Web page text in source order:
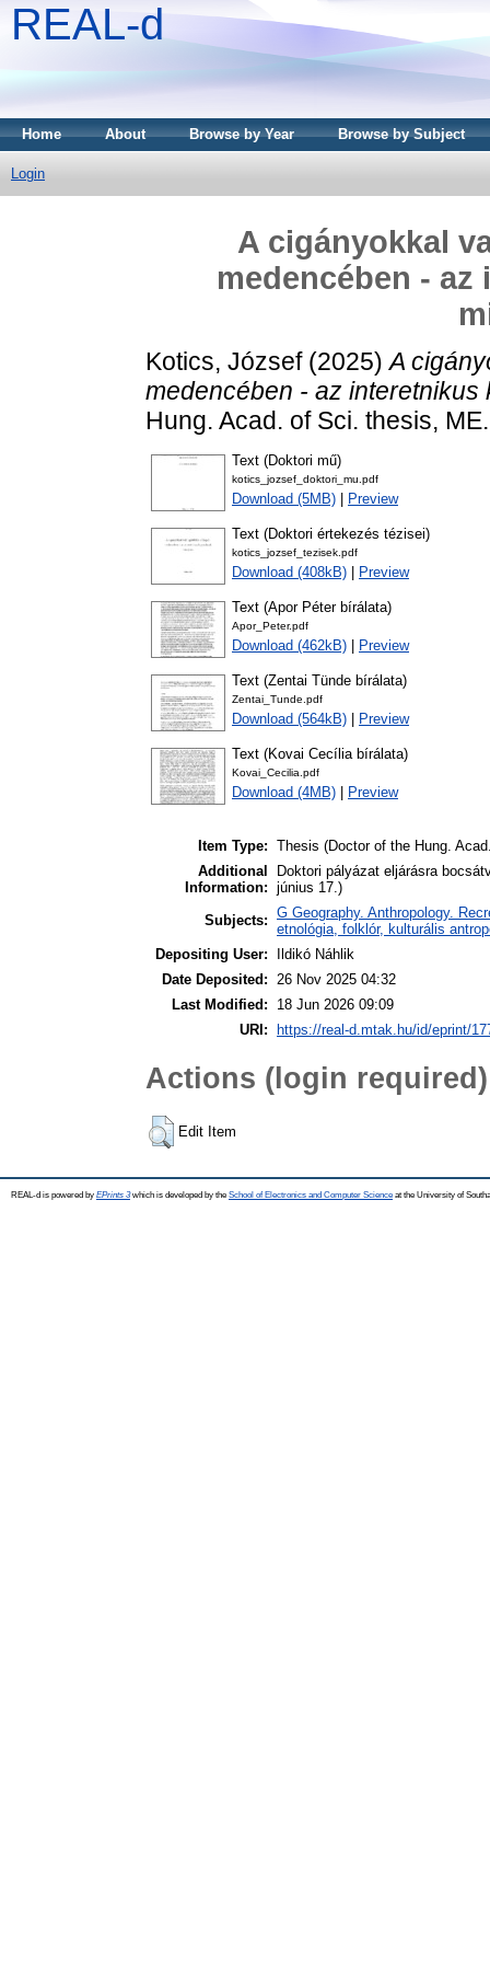
REAL-d
Home About Browse by Year Browse by Subject
Login
A cigányokkal
medencében -
Kotics, József(2025)A
medencében - az interetnikus
Hung. Acad. of Sci. thesis, ME.
Text (Doktori mű)
kotics_jozsef_doktori_mu.pdf
Download (5MB) Preview
Text (Doktori értekezés tézisei)
kotics_jozsef_tezisek.pdf
Download (408kB) Preview
Text (Apor Péter bírálata)
Apor_Peter.pdf
Download (462kB) Preview
Text (Zentai Tünde bírálata)
Zentai_Tunde.pdf
Download (564kB) Preview
Text (Kovai Cecília bírálata)
Kovai_Cecilia.pdf
Download (4MB) Preview
Item Type: Thesis (Doctor of the Hung.
Additional
Information:
Doktori pályázat eljárásra
június 17.)
Subjects: G Geography. Anthropology.
etnológia, folklór, kulturális
Depositing User:
Ildikó Náhlik
Date Deposited: 26 Nov 2025 04:32
Last Modified:
18 Jun 2026 09:09
URI:
https://real-d.mtak.hu/id/eprint/
Actions (login required)
Edit Item
REAL-d is powered by EPrints 3which is developed by the School of Electronics and Computer Science at the University of